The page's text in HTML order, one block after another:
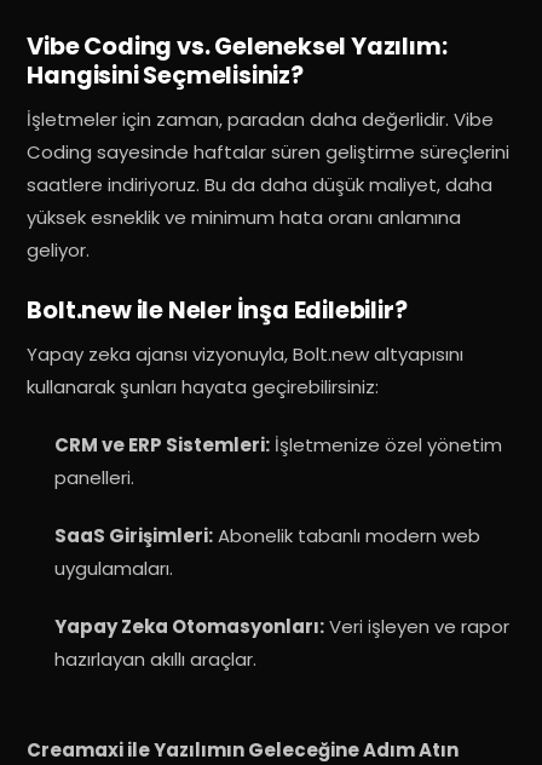
Vibe Coding vs. Geleneksel Yazılım:
Hangisini Seçmelisiniz?
İşletmeler için zaman, paradan daha değerlidir. Vibe
Coding sayesinde haftalar süren geliştirme süreçlerini
saatlere indiriyoruz. Bu da daha düşük maliyet, daha
yüksek esneklik ve minimum hata oranı anlamına
geliyor.
Bolt.new ile Neler İnşa Edilebilir?
Yapay zeka ajansı vizyonuyla, Bolt.new altyapısını
kullanarak şunları hayata geçirebilirsiniz:
CRM ve ERP Sistemleri:İşletmenize özel yönetim
panelleri.
SaaS Girişimleri:Abonelik tabanlı modern web
uygulamaları.
Yapay Zeka Otomasyonları:Veri işleyen ve rapor
hazırlayan akıllı araçlar.
Creamaxi ile Yazılımın Geleceğine Adım Atın